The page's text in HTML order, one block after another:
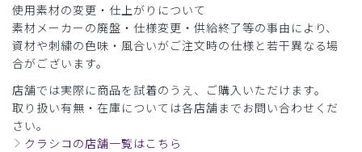
使用素材の変更・仕上がりについて
素材メーカーの廃盤・仕様変更・供給終了等の事由により、
資材や刺繍の色味・風合いがご注文時の仕様と若干異なる場
合がございます。
店舗では実際に商品を試着のうえ、ご購入いただけます。
取り扱い有無・在庫については各店舗までお問い合わせくだ
さい。
クラシコの店舗一覧はこちら